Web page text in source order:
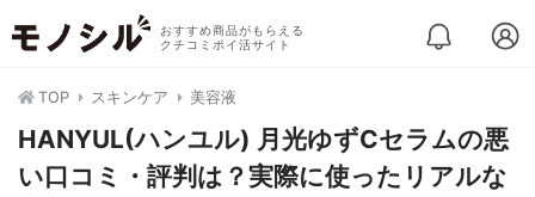
おすすめ商品がもらえる
クチコミポイ活サイト
TOP スキンケア 美容液
HANYUL(ハンユル) 月光ゆずCセラムの悪
い口コミ・評判は？実際に使ったリアルな